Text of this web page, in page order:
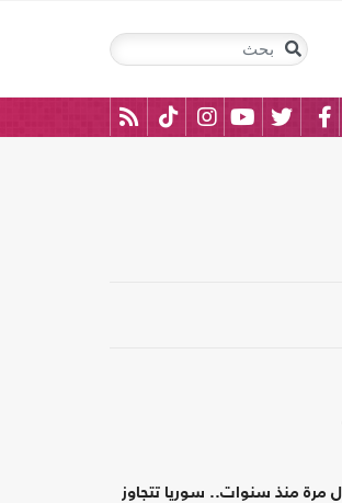
مرة منذ سنوات.. سوريا تتجاوز